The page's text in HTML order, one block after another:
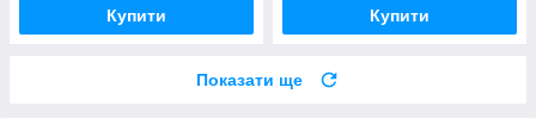
Купити Купити
Показати ще